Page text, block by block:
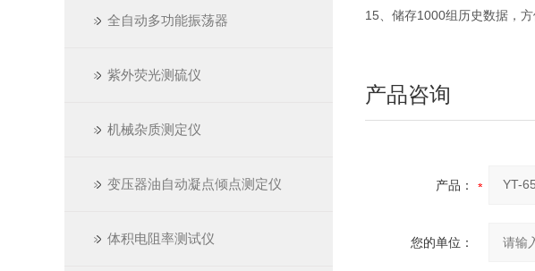
全自动多功能振荡器
紫外荧光测硫仪
机械杂质测定仪
变压器油自动凝点倾点测定仪
体积电阻率测试仪
15、储存1000组历史数据，方
产品咨询
产品：
您的单位：